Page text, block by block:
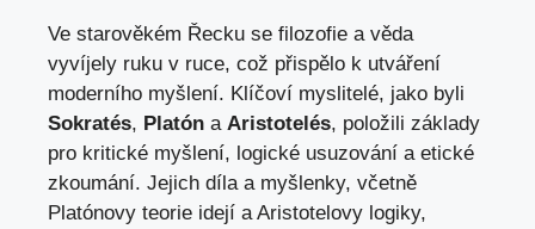
Ve starověkém Řecku se filozofie a věda
vyvíjely⁤ ruku v ruce, což přispělo ‍k utváření
‌moderního myšlení. Klíčoví myslitelé,⁣ jako byli
Sokratés, Platón a Aristotelés, položili základy
pro kritické myšlení, logické usuzování⁣ a etické
zkoumání. Jejich díla a myšlenky, včetně
Platónovy ‌teorie idejí a Aristotelovy logiky,